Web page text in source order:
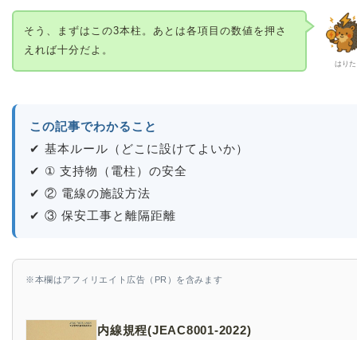
はりた
そう、まずはこの3本柱。あとは各項目の数値を押さ
えれば十分だよ。
この記事でわかること
✔ 基本ルール（どこに設けてよいか）
✔ ① 支持物（電柱）の安全
✔ ② 電線の施設方法
✔ ③ 保安工事と離隔距離
※本欄はアフィリエイト広告（PR）を含みます
内線規程(JEAC8001-2022)